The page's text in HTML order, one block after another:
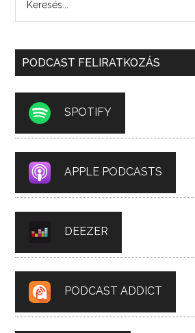
PODCAST FELIRATKOZÁS
SPOTIFY
APPLE PODCASTS
DEEZER
PODCAST ADDICT